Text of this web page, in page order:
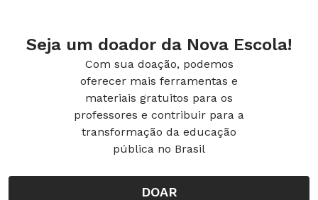
Seja um doador da Nova Escola!
Com sua doação, podemos
oferecer mais ferramentas e
materiais gratuitos para os
professores e contribuir para a
transformação da educação
pública no Brasil
DOAR